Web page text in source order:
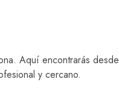
Aquí encontrarás desde
y cercano.